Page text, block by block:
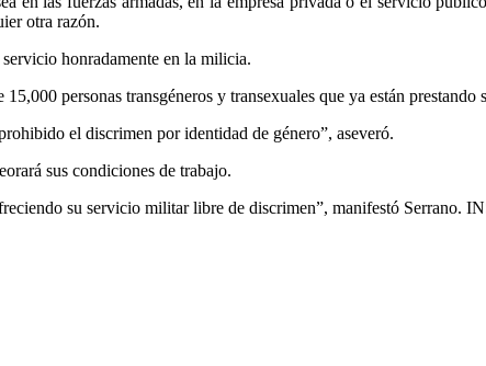
otra razón.
honradamente en la milicia.
personas transgéneros y transexuales que ya están prestando
el discrimen por identidad de género”, aseveró.
sus condiciones de trabajo.
su servicio militar libre de discrimen”, manifestó Serrano.